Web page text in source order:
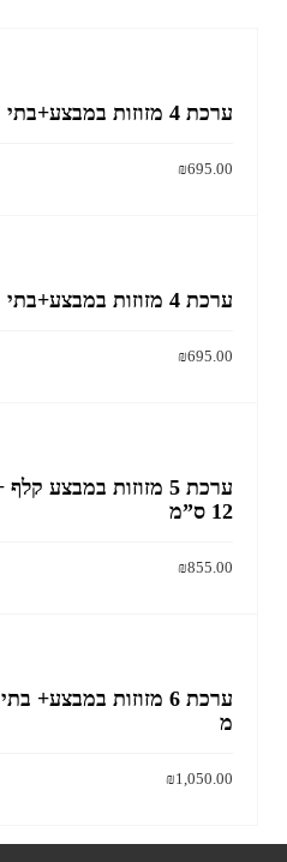
ערכת 4 מזוזות במבצע+בתי מזוזה גודל 12 ס”מ לבן
₪695.00
ערכת 4 מזוזות במבצע+בתי מזוזה גודל 12 ס”מ ניקל
₪695.00
ערכת 5 מזוזות במבצע
12 ס”מ
₪855.00
מ
₪1,050.00